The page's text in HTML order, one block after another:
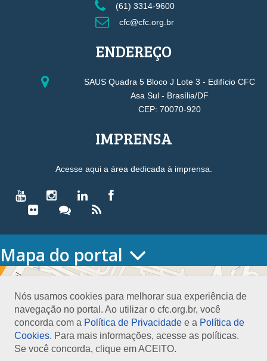
Nós usamos cookies para melhorar sua experiência de
navegação no portal. Ao utilizar o cfc.org.br, você
concorda com a Política de Privacidade e a Política de
Cookies. Para mais informações, acesse as políticas.
Se você concorda, clique em ACEITO.
(61) 3314-9600
cfc@cfc.org.br
ENDEREÇO
SAUS Quadra 5 Bloco J Lote 3 - Edifício CFC
Asa Sul - Brasília/DF
CEP: 70070-920
IMPRENSA
Acesse aqui a área dedicada à imprensa.
Mapa do portal
HOME
Conselho Diretor
Nossa Sede
Planejamento
Organograma
Medalha João Lyra